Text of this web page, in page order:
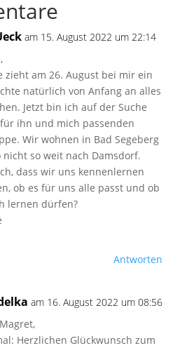
am 15. August 2022 um 22:14
zieht am 26. August bei mir ein
natürlich von Anfang an alles
Jetzt bin ich auf der Suche
ihn und mich passenden
Wir wohnen in Bad Segeberg
nicht so weit nach Damsdorf.
dass wir uns kennenlernen
ob es für uns alle passt und ob
lernen dürfen?
Antworten
am 16. August 2022 um 08:56
Herzlichen Glückwunsch zum